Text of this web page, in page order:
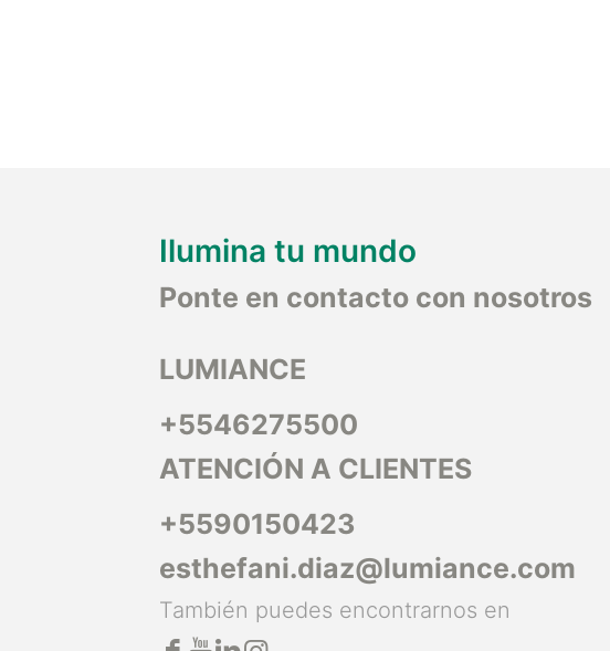
Ilumina tu mundo
Ponte en contacto con nosotros
LUMIANCE
+5546275500
ATENCIÓN A CLIENTES
+5590150423
esthefani.diaz@lumiance.com
También puedes encontrarnos en